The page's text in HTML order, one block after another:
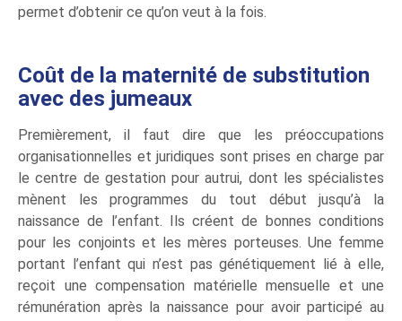
permet d’obtenir ce qu’on veut à la fois.
Coût de la maternité de substitution
avec des jumeaux
Premièrement, il faut dire que les préoccupations
organisationnelles et juridiques sont prises en charge par
le centre de gestation pour autrui, dont les spécialistes
mènent les programmes du tout début jusqu’à la
naissance de l’enfant. Ils créent de bonnes conditions
pour les conjoints et les mères porteuses. Une femme
portant l’enfant qui n’est pas génétiquement lié à elle,
reçoit une compensation matérielle mensuelle et une
rémunération après la naissance pour avoir participé au